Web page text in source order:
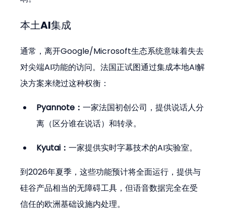
本土AI集成
通常，离开Google/Microsoft生态系统意味着失去
对尖端AI功能的访问。法国正试图通过集成本地AI解
决方案来绕过这种权衡：
Pyannote：一家法国初创公司，提供说话人分
离（区分谁在说话）和转录。
Kyutai：一家提供实时字幕技术的AI实验室。
到2026年夏季，这些功能预计将全面运行，提供与
硅谷产品相当的无障碍工具，但语音数据完全在受
信任的欧洲基础设施内处理。